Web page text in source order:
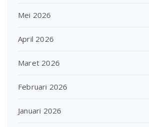
Mei 2026
April 2026
Maret 2026
Februari 2026
Januari 2026